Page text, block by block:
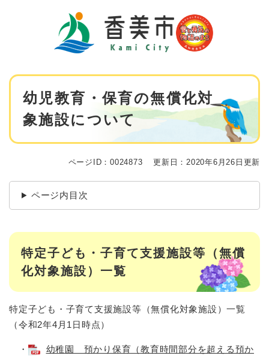
本
幼児教育・保育の無償化対
象施設について
ページID：0024873 更新日：2020年6月26日更新
ページ内目次
特定子ども・子育て支援施設等（無償
化対象施設）一覧
特定子ども・子育て支援施設等（無償化対象施設）一覧
（令和2年4月1日時点）
・
幼稚園 預かり保育（教育時間部分を超える預か